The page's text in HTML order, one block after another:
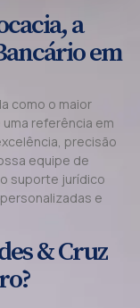
a
em
como o maior
referência em
precisão
equipe de
suporte jurídico
e
& Cruz